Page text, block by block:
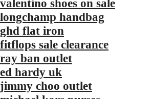
valentino shoes on sale
longchamp handbag
ghd flat iron
fitflops sale clearance
ray ban outlet
ed hardy uk
jimmy choo outlet